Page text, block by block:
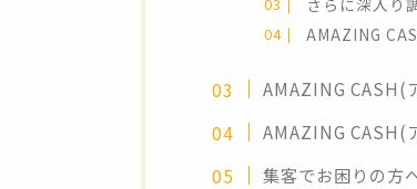
さらに深入り
AMAZING
AMAZING CASH(
AMAZING CASH(
集客でお困りの方